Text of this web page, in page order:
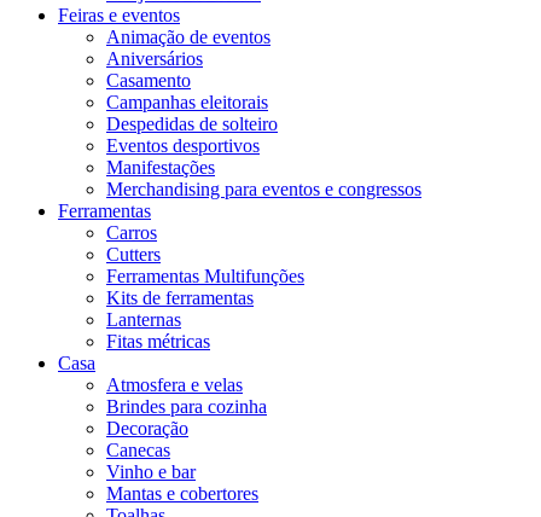
Feiras e eventos
Animação de eventos
Aniversários
Casamento
Campanhas eleitorais
Despedidas de solteiro
Eventos desportivos
Manifestações
Merchandising para eventos e congressos
Ferramentas
Carros
Cutters
Ferramentas Multifunções
Kits de ferramentas
Lanternas
Fitas métricas
Casa
Atmosfera e velas
Brindes para cozinha
Decoração
Canecas
Vinho e bar
Mantas e cobertores